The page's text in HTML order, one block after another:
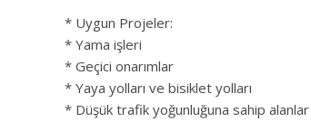
* Uygun Projeler:
* Yama işleri
* Geçici onarımlar
* Yaya yolları ve bisiklet yolları
* Düşük trafik yoğunluğuna sahip alanlar